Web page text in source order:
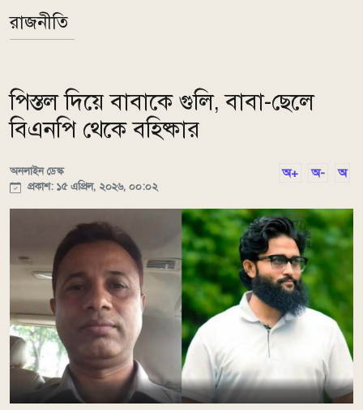
রাজনীতি
পিস্তল দিয়ে বাবাকে গুলি, বাবা-ছেলে
বিএনপি থেকে বহিষ্কার
অনলাইন ডেস্ক
প্রকাশ: ১৫ এপ্রিল, ২০২৬, ০০:০২
অ+ অ- অ